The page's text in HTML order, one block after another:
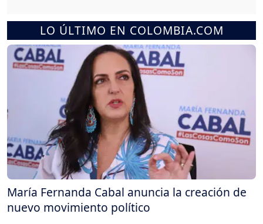
LO ÚLTIMO EN COLOMBIA.COM
María Fernanda Cabal anuncia la creación de
nuevo movimiento político